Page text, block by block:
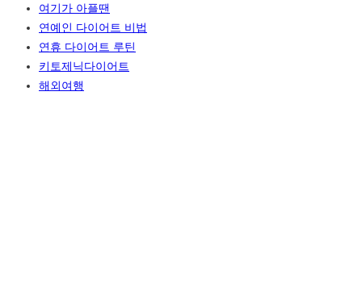
여기가 아플땐
연예인 다이어트 비법
연휴 다이어트 루틴
키토제닉다이어트
해외여행